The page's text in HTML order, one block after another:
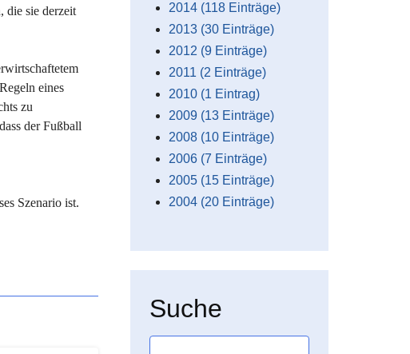
die sie derzeit
eines
zu
der Fußball
Szenario ist.
2014 (118 Einträge)
2013 (30 Einträge)
2012 (9 Einträge)
2011 (2 Einträge)
2010 (1 Eintrag)
2009 (13 Einträge)
2008 (10 Einträge)
2006 (7 Einträge)
2005 (15 Einträge)
2004 (20 Einträge)
Suche